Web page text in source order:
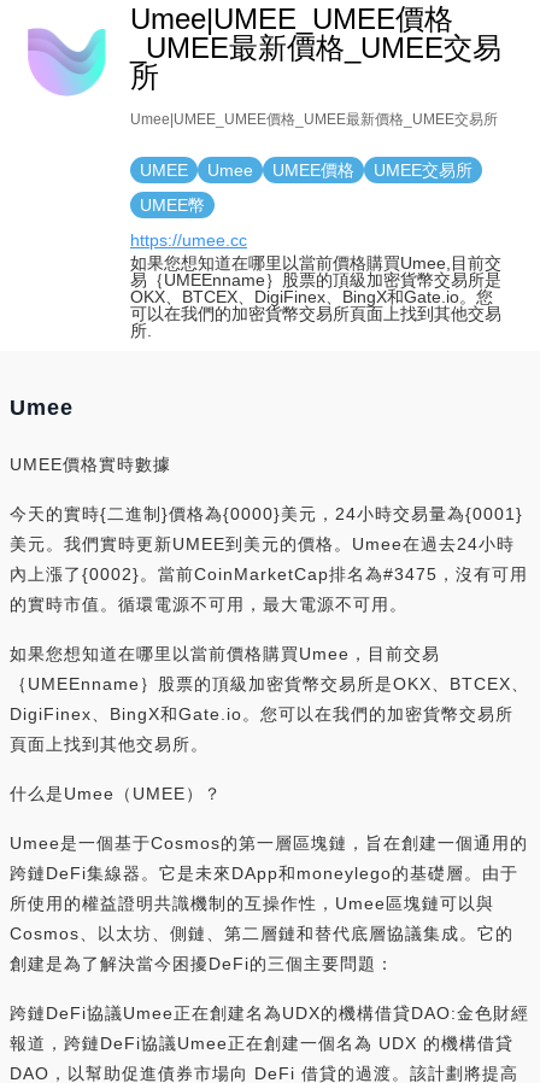
Umee|UMEE_UMEE價格
_UMEE最新價格_UMEE交易
所
Umee|UMEE_UMEE價格_UMEE最新價格_UMEE交易所
UMEE Umee UMEE價格
UMEE交易所
UMEE幣
https://umee.cc
如果您想知道在哪里以當前價格購買Umee,目前交
易｛UMEEnname｝股票的頂級加密貨幣交易所是
OKX、BTCEX、DigiFinex、BingX和Gate.io。您
可以在我們的加密貨幣交易所頁面上找到其他交易
所.
Umee
UMEE價格實時數據
今天的實時{二進制}價格為{0000}美元，24小時交易量為{0001}
美元。我們實時更新UMEE到美元的價格。Umee在過去24小時
內上漲了{0002}。當前CoinMarketCap排名為#3475，沒有可用
的實時市值。循環電源不可用，最大電源不可用。
如果您想知道在哪里以當前價格購買Umee，目前交易
｛UMEEnname｝股票的頂級加密貨幣交易所是OKX、BTCEX、
DigiFinex、BingX和Gate.io。您可以在我們的加密貨幣交易所
頁面上找到其他交易所。
什么是Umee（UMEE）？
Umee是一個基于Cosmos的第一層區塊鏈，旨在創建一個通用的
跨鏈DeFi集線器。它是未來DApp和moneylego的基礎層。由于
所使用的權益證明共識機制的互操作性，Umee區塊鏈可以與
Cosmos、以太坊、側鏈、第二層鏈和替代底層協議集成。它的
創建是為了解決當今困擾DeFi的三個主要問題：
跨鏈DeFi協議Umee正在創建名為UDX的機構借貸DAO:金色財經
報道，跨鏈DeFi協議Umee正在創建一個名為 UDX 的機構借貸
DAO，以幫助促進債券市場向 DeFi 借貸的過渡。該計劃將提高